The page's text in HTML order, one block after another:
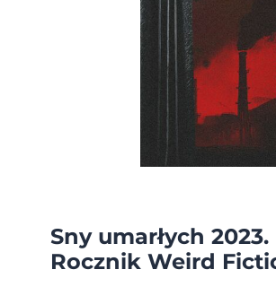
Sny umarłych
Rocznik Weird